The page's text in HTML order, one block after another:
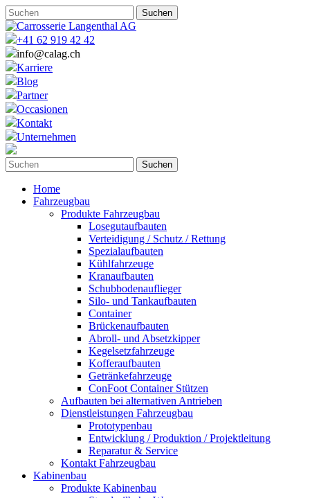
+41 62 919 42 42
info@calag.ch
Karriere
Blog
Partner
Occasionen
Kontakt
Unternehmen
Home
Fahrzeugbau
Produkte Fahrzeugbau
Losegutaufbauten
Verteidigung / Schutz / Rettung
Spezialaufbauten
Kühlfahrzeuge
Kranaufbauten
Schubbodenauflieger
Silo- und Tankaufbauten
Container
Brückenaufbauten
Abroll- und Absetzkipper
Kegelsetzfahrzeuge
Kofferaufbauten
Getränkefahrzeuge
ConFoot Container Stützen
Aufbauten bei alternativen Antrieben
Dienstleistungen Fahrzeugbau
Prototypenbau
Entwicklung / Produktion / Projektleitung
Reparatur & Service
Kontakt Fahrzeugbau
Kabinenbau
Produkte Kabinenbau